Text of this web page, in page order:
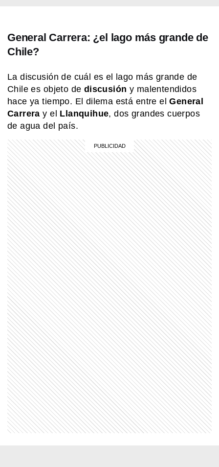
General Carrera: ¿el lago más grande de
Chile?
La discusión de cuál es el lago más grande de
Chile es objeto de discusión y malentendidos
hace ya tiempo. El dilema está entre elGeneral
Carrera y el Llanquihue, dos grandes cuerpos
de agua del país.
primera infancia
La historia de la picada argentina y
EL MUNDO
La ciudad sueca de los pepinos, los
vikingos y la electricidad
COMUNIDAD EDUCATIVA
¿Cómo se hace una infografía clara y
atractiva?
MI PAIS
24 de junio: la increíble coincidencia
entre Fangio y Sabato
NATURALEZA
¿La montaña más alta está bajo el
agua?
EL MUNDO
Martín pescador oriental: el pájaro
diminuto que sorprende con sus
colores
MI PAIS